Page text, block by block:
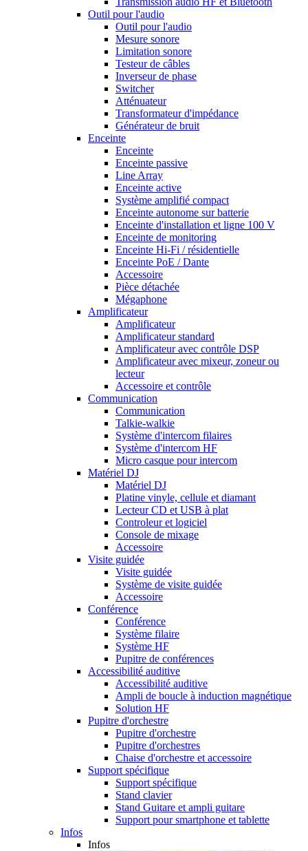
Outil pour l'audio
Outil pour l'audio
Mesure sonore
Limitation sonore
Testeur de câbles
Inverseur de phase
Switcher
Atténuateur
Transformateur d'impédance
Générateur de bruit
Enceinte
Enceinte
Enceinte passive
Line Array
Enceinte active
Système amplifié compact
Enceinte autonome sur batterie
Enceinte d'installation et ligne 100 V
Enceinte de monitoring
Enceinte Hi-Fi / résidentielle
Enceinte PoE / Dante
Accessoire
Pièce détachée
Mégaphone
Amplificateur
Amplificateur
Amplificateur standard
Amplificateur avec contrôle DSP
Amplificateur avec mixeur, zoneur ou
lecteur
Accessoire et contrôle
Communication
Communication
Talkie-walkie
Système d'intercom filaires
Système d'intercom HF
Micro casque pour intercom
Matériel DJ
Matériel DJ
Platine vinyle, cellule et diamant
Lecteur CD et USB à plat
Controleur et logiciel
Console de mixage
Accessoire
Visite guidée
Visite guidée
Système de visite guidée
Accessoire
Conférence
Conférence
Système filaire
Système HF
Pupitre de conférences
Accessibilité auditive
Accessibilité auditive
Ampli de boucle à induction magnétique
Solution HF
Pupitre d'orchestre
Pupitre d'orchestre
Pupitre d'orchestres
Chaise d'orchestre et accessoire
Support spécifique
Support spécifique
Stand clavier
Stand Guitare et ampli guitare
Support pour smartphone et tablette
Infos
Infos